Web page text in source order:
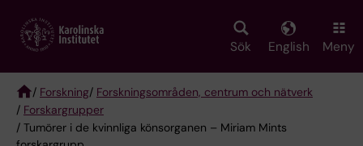
main
Sök English Meny
Breadcrumb
/ Forskning/ Forskningsområden, centrum och nätverk
/ Forskargrupper
/ Tumörer i de kvinnliga könsorganen – Miriam Mints